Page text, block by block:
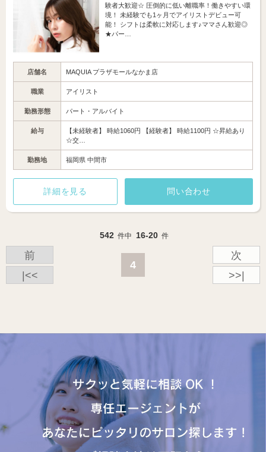
験者大歓迎☆ 圧倒的に低い離職率！働きやすい環
境！ 未経験でも1ヶ月でアイリストデビュー可
能！ シフトは柔軟に対応します♪ママさん歓迎◎
★パー…
店舗名 MAQUIA プラザモールなかま店
職業 アイリスト
勤務形態 パート・アルバイト
給与
【未経験者】 時給1060円 【経験者】 時給1100円 ☆昇給あり
☆交…
勤務地 福岡県 中間市
詳細を見る 問い合わせ
542 件中 16-20 件
|<<
前
4
次
>>|